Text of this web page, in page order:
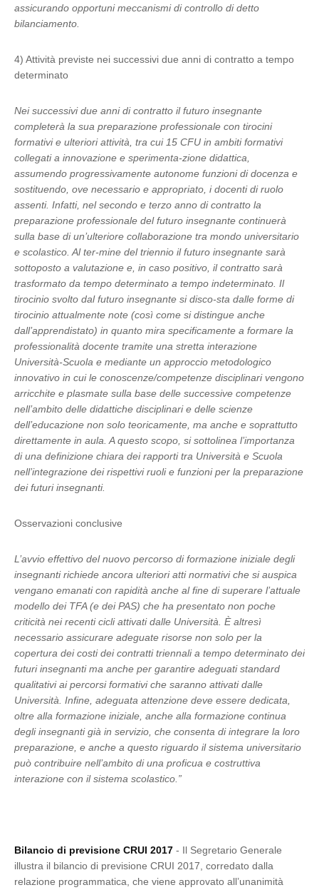
assicurando opportuni meccanismi di controllo di detto
bilanciamento.
4) Attività previste nei successivi due anni di contratto a tempo
determinato
Nei successivi due anni di contratto il futuro insegnante
completerà la sua preparazione professionale con tirocini
formativi e ulteriori attività, tra cui 15 CFU in ambiti formativi
collegati a innovazione e sperimenta-zione didattica,
assumendo progressivamente autonome funzioni di docenza e
sostituendo, ove necessario e appropriato, i docenti di ruolo
assenti. Infatti, nel secondo e terzo anno di contratto la
preparazione professionale del futuro insegnante continuerà
sulla base di un’ulteriore collaborazione tra mondo universitario
e scolastico. Al ter-mine del triennio il futuro insegnante sarà
sottoposto a valutazione e, in caso positivo, il contratto sarà
trasformato da tempo determinato a tempo indeterminato. Il
tirocinio svolto dal futuro insegnante si disco-sta dalle forme di
tirocinio attualmente note (così come si distingue anche
dall’apprendistato) in quanto mira specificamente a formare la
professionalità docente tramite una stretta interazione
Università-Scuola e mediante un approccio metodologico
innovativo in cui le conoscenze/competenze disciplinari vengono
arricchite e plasmate sulla base delle successive competenze
nell’ambito delle didattiche disciplinari e delle scienze
dell’educazione non solo teoricamente, ma anche e soprattutto
direttamente in aula. A questo scopo, si sottolinea l’importanza
di una definizione chiara dei rapporti tra Università e Scuola
nell’integrazione dei rispettivi ruoli e funzioni per la preparazione
dei futuri insegnanti.
Osservazioni conclusive
L’avvio effettivo del nuovo percorso di formazione iniziale degli
insegnanti richiede ancora ulteriori atti normativi che si auspica
vengano emanati con rapidità anche al fine di superare l’attuale
modello dei TFA (e dei PAS) che ha presentato non poche
criticità nei recenti cicli attivati dalle Università. È altresì
necessario assicurare adeguate risorse non solo per la
copertura dei costi dei contratti triennali a tempo determinato dei
futuri insegnanti ma anche per garantire adeguati standard
qualitativi ai percorsi formativi che saranno attivati dalle
Università. Infine, adeguata attenzione deve essere dedicata,
oltre alla formazione iniziale, anche alla formazione continua
degli insegnanti già in servizio, che consenta di integrare la loro
preparazione, e anche a questo riguardo il sistema universitario
può contribuire nell’ambito di una proficua e costruttiva
interazione con il sistema scolastico.”
Bilancio di previsione CRUI 2017 - Il Segretario Generale
illustra il bilancio di previsione CRUI 2017, corredato dalla
relazione programmatica, che viene approvato all’unanimità